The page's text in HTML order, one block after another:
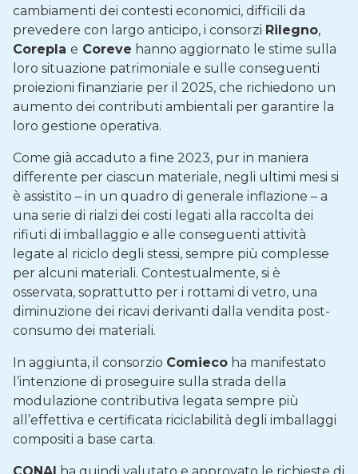
cambiamenti dei contesti economici, difficili da
prevedere con largo anticipo, i consorzi Rilegno,
Corepla e Coreve hanno aggiornato le stime sulla
loro situazione patrimoniale e sulle conseguenti
proiezioni finanziarie per il 2025, che richiedono un
aumento dei contributi ambientali per garantire la
loro gestione operativa.
Come già accaduto a fine 2023, pur in maniera
differente per ciascun materiale, negli ultimi mesi si
è assistito – in un quadro di generale inflazione – a
una serie di rialzi dei costi legati alla raccolta dei
rifiuti di imballaggio e alle conseguenti attività
legate al riciclo degli stessi, sempre più complesse
per alcuni materiali. Contestualmente, si è
osservata, soprattutto per i rottami di vetro, una
diminuzione dei ricavi derivanti dalla vendita post-
consumo dei materiali.
In aggiunta, il consorzio Comieco ha manifestato
l’intenzione di proseguire sulla strada della
modulazione contributiva legata sempre più
all’effettiva e certificata riciclabilità degli imballaggi
compositi a base carta.